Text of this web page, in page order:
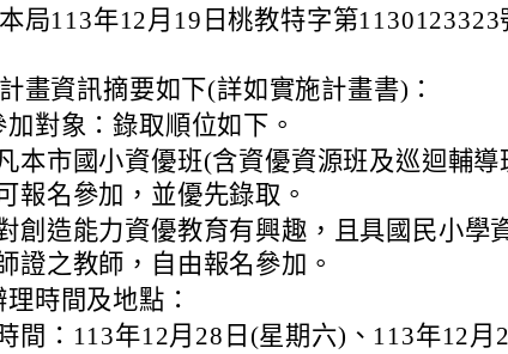
局113年12月19日桃教特字第1130123323
畫資訊摘要如下(詳如實施計畫書)：
加對象：錄取順位如下。
本市國小資優班(含資優資源班及巡迴輔導
報名參加，並優先錄取。
創造能力資優教育有興趣，且具國民小學
證之教師，自由報名參加。
理時間及地點：
間：113年12月28日(星期六)、113年12月